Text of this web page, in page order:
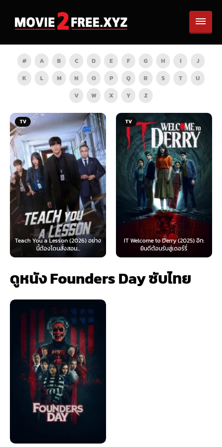
# A B C D E F G H I
J
K
L M N O P Q R S T
U
V
W X Y Z
Lesson (2026) อย่าง
TV
IT Welcome to Derry (2025) อิท:
ยินดีต้อนรับสู่เดอร์รี่
Beyond
ดูหนัง Founders Day ซับไทย